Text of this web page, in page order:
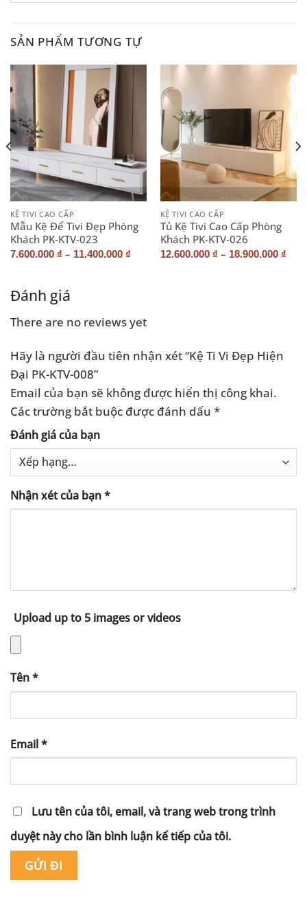
SẢN PHẨM TƯƠNG TỰ
KỆ TIVI CAO CẤP
Mẫu Kệ Để Tivi Đẹp Phòng
Khách PK-KTV-023
7.600.000 ₫ – 11.400.000 ₫
KỆ TIVI CAO CẤP
Tủ Kệ Tivi Cao Cấp Phòng
Khách PK-KTV-026
12.600.000 ₫ – 18.900.000 ₫
Đánh giá
There are no reviews yet
Hãy là người đầu tiên nhận xét “Kệ Ti Vi Đẹp Hiện
Đại PK-KTV-008”
Email của bạn sẽ không được hiển thị công khai.
Các trường bắt buộc được đánh dấu *
Đánh giá của bạn
Nhận xét của bạn*
Upload up to 5 images or videos
Tên*
Email*
Lưu tên của tôi, email, và trang web trong trình
duyệt này cho lần bình luận kế tiếp của tôi.